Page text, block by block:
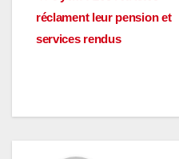
de
réclament leur pension et
services rendus